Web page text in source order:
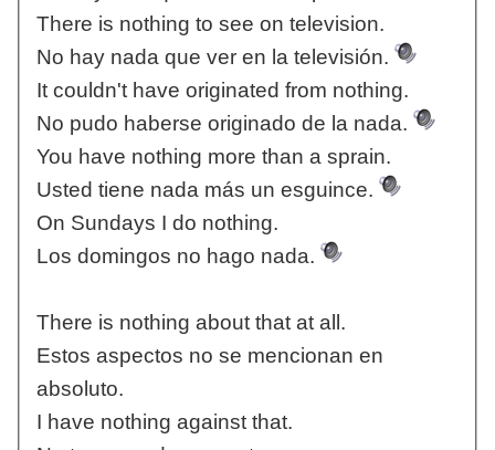
There is nothing to see on television.
No hay nada que ver en la televisión.
It couldn't have originated from nothing.
No pudo haberse originado de la nada.
You have nothing more than a sprain.
Usted tiene nada más un esguince.
On Sundays I do nothing.
Los domingos no hago nada.
There is nothing about that at all.
Estos aspectos no se mencionan en
absoluto.
I have nothing against that.